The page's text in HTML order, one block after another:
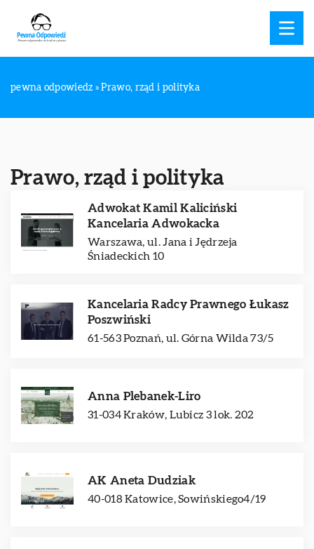
pewna odpowiedz »Prawo, rząd i polityka
Prawo, rząd i polityka
Adwokat Kamil Kaliciński
Kancelaria Adwokacka
Warszawa, ul. Jana i Jędrzeja
Śniadeckich 10
Kancelaria Radcy Prawnego Łukasz
Poszwiński
61-563 Poznań, ul. Górna Wilda 73/5
Anna Plebanek-Liro
31-034 Kraków, Lubicz 3 lok. 202
AK Aneta Dudziak
40-018 Katowice, Sowińskiego4/19